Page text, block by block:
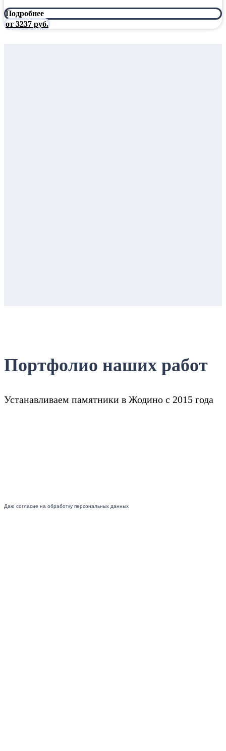
Даю согласие на обработку персональных данных
Подробнее
от 3237 руб.
Портфолио наших работ
Устанавливаем памятники в Жодино с 2015 года